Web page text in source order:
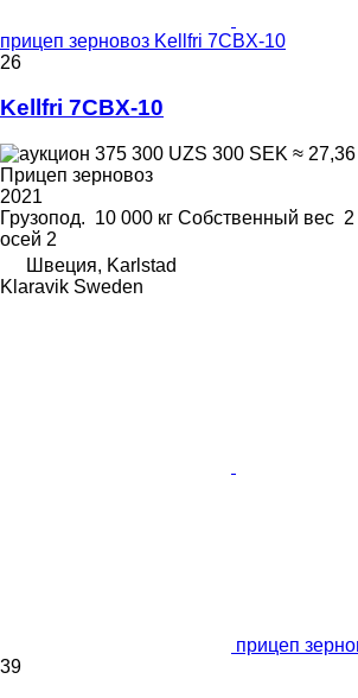
прицеп зерновоз Kellfri 7CBX-10
26
Kellfri 7CBX-10
375 300 UZS 300 SEK ≈
Прицеп зерновоз
2021
Грузопод. 10 000 кг Собственный вес 2
осей 2
Швеция, Karlstad
Klaravik Sweden
прицеп
39